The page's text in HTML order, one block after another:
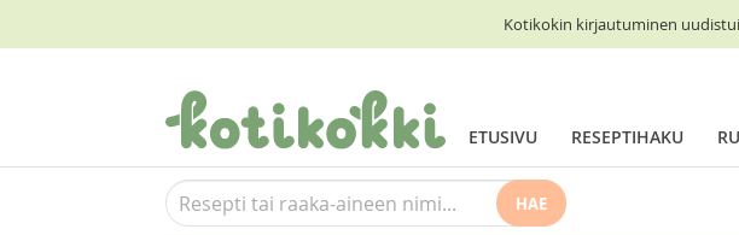
Kotikokin kirjautuminen
ETUSIVU RESEPTIHAKU
HAE
Suosittelemme myös